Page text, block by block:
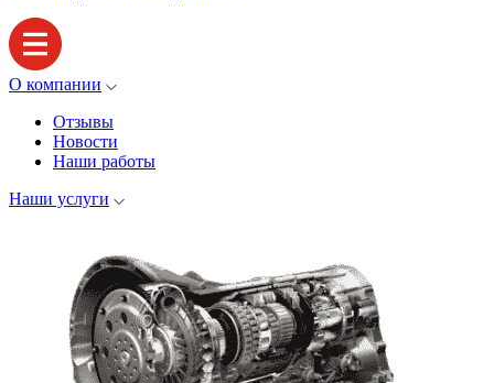
О компании
Отзывы
Новости
Наши работы
Наши услуги